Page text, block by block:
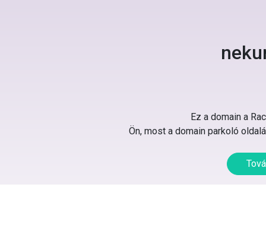
Ez a domain a
Ön, most a domain parkoló